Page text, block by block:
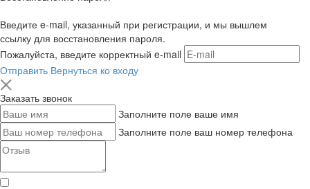
Введите e-mail, указанный при регистрации, и мы вышлем
ссылку для восстановления пароля.
Пожалуйста, введите корректный e-mail
Отправить Вернуться ко входу
Заказать звонок
Заполните поле ваше имя
Заполните поле ваш номер телефона